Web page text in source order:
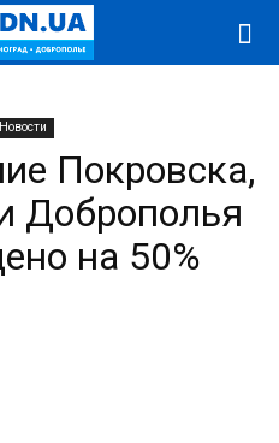
Новости
Покровска,
Доброполья
на 50%